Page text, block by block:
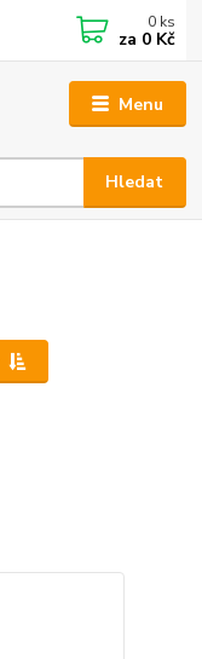
Menu
Hledat
0 ks
za 0 Kč